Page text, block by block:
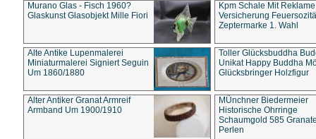
Murano Glas - Fisch 1960?
Glaskunst Glasobjekt Mille Fiori
Kpm Schale Mit Reklame
Versicherung
Zeptermarke 1. Wahl
Alte Antike Lupenmalerei
Miniaturmalerei Signiert Seguin
Um 1860/1880
Toller Glücksbuddha
Unikat Happy Buddha
Glücksbringer Holzfigur
Alter Antiker Granat Armreif
Armband Um 1900/1910
MÜnchner Biedermeier
Historische Ohrringe
Schaumgold 585
Perlen